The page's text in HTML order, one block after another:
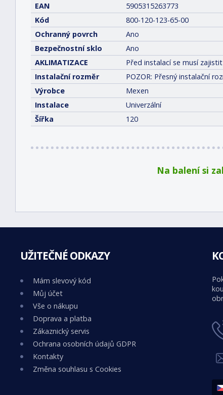
EAN
5905315263773
Kód
800-120-123-65-00
Ochranný povrch
Ano
Bezpečnostní sklo
Ano
AKLIMATIZACE
Před instalací se musí
Instalační rozměr
POZOR: Přesný instalační
Výrobce
Mexen
Instalace
Univerzální
Šířka
120
Na balení si
UŽITEČNÉ ODKAZY
Mám slevový kód
Můj účet
Vše o nákupu
Doprava a platba
Zákaznický servis
Ochrana osobních údajů GDPR
Kontakty
Změna souhlasu s Cookies